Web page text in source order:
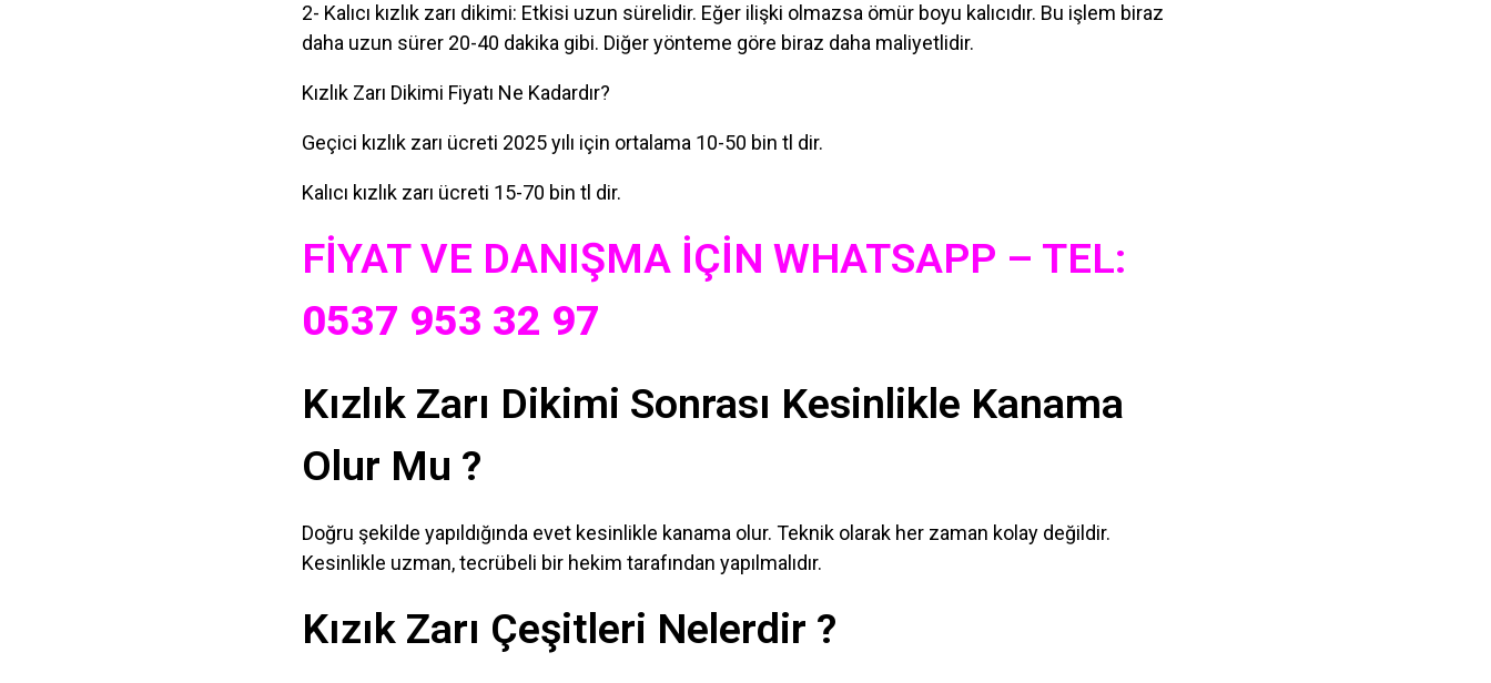
2- Kalıcı kızlık zarı dikimi: Etkisi uzun sürelidir. Eğer ilişki olmazsa ömür boyu kalıcıdır. Bu işlem biraz
daha uzun sürer 20-40 dakika gibi. Diğer yönteme göre biraz daha maliyetlidir.
Kızlık Zarı Dikimi Fiyatı Ne Kadardır?
Geçici kızlık zarı ücreti 2025 yılı için ortalama 10-50 bin tl dir.
Kalıcı kızlık zarı ücreti 15-70 bin tl dir.
FİYAT VE DANIŞMA İÇİN WHATSAPP – TEL:
0537 953 32 97
Kızlık Zarı Dikimi Sonrası Kesinlikle Kanama
Olur Mu ?
Doğru şekilde yapıldığında evet kesinlikle kanama olur. Teknik olarak her zaman kolay değildir.
Kesinlikle uzman, tecrübeli bir hekim tarafından yapılmalıdır.
Kızık Zarı Çeşitleri Nelerdir ?